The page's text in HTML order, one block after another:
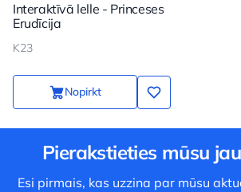
Interaktīvā lelle - Princeses
Erudīcija
K23
Nopirkt
Pierakstieties mūsu
Esi pirmais, kas uzzina par mūsu